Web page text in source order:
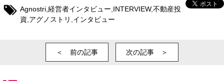
Agnostri 経営者インタビュー INTERVIEW,不動産投
資 アグノストリ インタビュー
＜ 前の記事 次の記事 ＞